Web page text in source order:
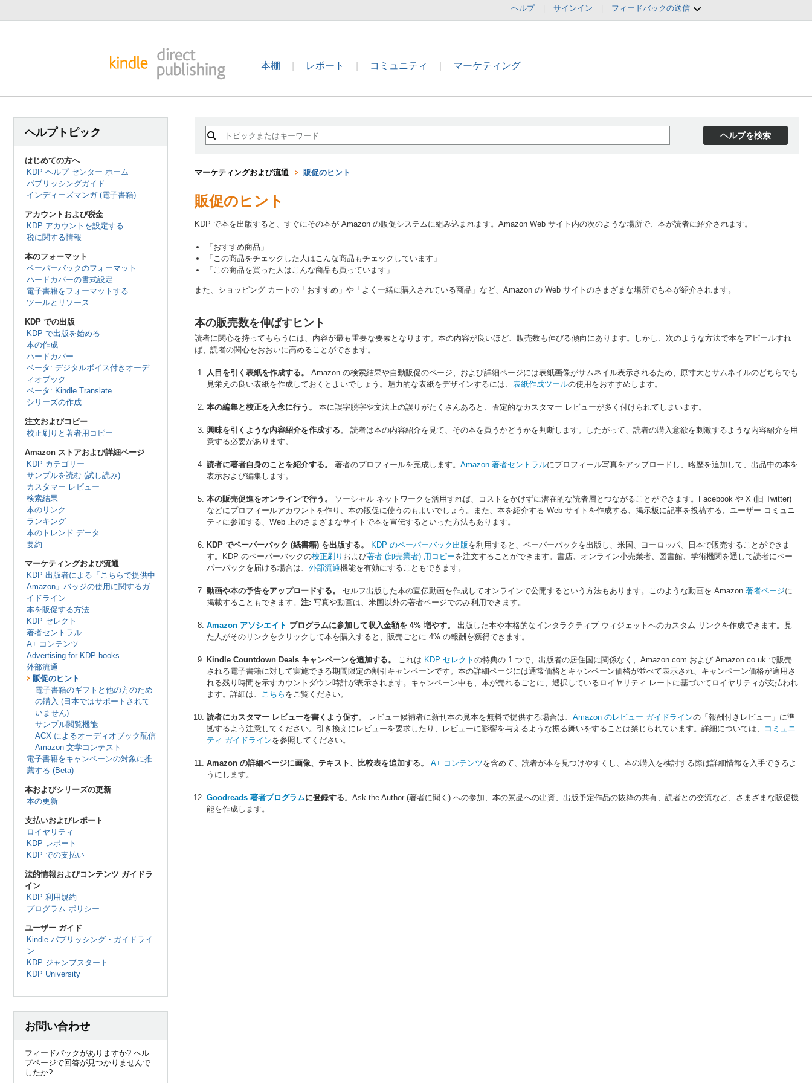
ヘルプ サインイン フィードバックの送信
本棚 レポート コミュニティ マーケティング
ヘルプトピック
はじめての方へ
KDP ヘルプ センター ホーム
パブリッシングガイド
インディーズマンガ (電子書籍)
アカウントおよび税金
KDP アカウントを設定する
税に関する情報
本のフォーマット
ペーパーバックのフォーマット
ハードカバーの書式設定
電子書籍をフォーマットする
ツールとリソース
KDP での出版
KDP で出版を始める
本の作成
ハードカバー
ベータ: デジタルボイス付きオーデ
ィオブック
ベータ: Kindle Translate
シリーズの作成
注文およびコピー
校正刷りと著者用コピー
Amazon ストアおよび詳細ページ
KDP カテゴリー
サンプルを読む (試し読み)
カスタマー レビュー
検索結果
本のリンク
ランキング
本のトレンド データ
要約
マーケティングおよび流通
KDP 出版者による「こちらで提供中
Amazon」バッジの使用に関するガ
イドライン
本を販促する方法
KDP セレクト
著者セントラル
A+ コンテンツ
Advertising for KDP books
外部流通
販促のヒント
電子書籍のギフトと他の方のため
の購入 (日本ではサポートされて
いません)
サンプル閲覧機能
ACX によるオーディオブック配信
Amazon 文学コンテスト
電子書籍をキャンペーンの対象に推
薦する (Beta)
本およびシリーズの更新
本の更新
支払いおよびレポート
ロイヤリティ
KDP レポート
KDP での支払い
法的情報およびコンテンツ ガイドラ
イン
KDP 利用規約
プログラム ポリシー
ユーザー ガイド
Kindle パブリッシング・ガイドライ
ン
KDP ジャンプスタート
KDP University
お問い合わせ
フィードバックがありますか? ヘル
プページで回答が見つかりませんで
したか?
ヘルプを検索
マーケティングおよび流通 販促のヒント
販促のヒント
KDP で本を出版すると、すぐにその本が Amazon の販促システムに組み込まれます。Amazon Web サイト内の次のような場所で、本が読者に紹介されます。
「おすすめ商品」
「この商品をチェックした人はこんな商品もチェックしています」
「この商品を買った人はこんな商品も買っています」
また、ショッピング カートの「おすすめ」や「よく一緒に購入されている商品」など、Amazon の Web サイトのさまざまな場所でも本が紹介されます。
本の販売数を伸ばすヒント
読者に関心を持ってもらうには、内容が最も重要な要素となります。本の内容が良いほど、販売数も伸びる傾向にあります。しかし、次のような方法で本をアピールすれ
ば、読者の関心をおおいに高めることができます。
人目を引く表紙を作成する。
Amazon の検索結果や自動販促のページ、および詳細ページには表紙画像がサムネイル表示されるため、原寸大とサムネイルのどちらでも
見栄えの良い表紙を作成しておくとよいでしょう。魅力的な表紙をデザインするには、 表紙作成ツールの使用をおすすめします。
本の編集と校正を入念に行う。 本に誤字脱字や文法上の誤りがたくさんあると、否定的なカスタマー レビューが多く付けられてしまいます。
興味を引くような内容紹介を作成する。
読者は本の内容紹介を見て、その本を買うかどうかを判断します。したがって、読者の購入意欲を刺激するような内容紹介を用
意する必要があります。
読者に著者自身のことを紹介する。 著者のプロフィールを完成します。 Amazon 著者セントラルにプロフィール写真をアップロードし、略歴を追加して、出品中の本を
表示および編集します。
本の販売促進をオンラインで行う。
ソーシャル ネットワークを活用すれば、コストをかけずに潜在的な読者層とつながることができます。Facebook や X (旧 Twitter)
などにプロフィールアカウントを作り、本の販促に使うのもよいでしょう。また、本を紹介する Web サイトを作成する、掲示板に記事を投稿する、ユーザー コミュニ
ティに参加する、Web 上のさまざまなサイトで本を宣伝するといった方法もあります。
KDP でペーパーバック (紙書籍) を出版する。 KDP のペーパーバック出版を利用すると、ペーパーバックを出版し、米国、ヨーロッパ、日本で販売することができま
す。KDP のペーパーバックの校正刷り および著者 (卸売業者) 用コピーを注文することができます。書店、オンライン小売業者、図書館、学術機関を通して読者にペー
パーバックを届ける場合は、 外部流通機能を有効にすることもできます。
動画や本の予告をアップロードする。 セルフ出版した本の宣伝動画を作成してオンラインで公開するという方法もあります。このような動画を Amazon 著者ページに
掲載することもできます。 注: 写真や動画は、米国以外の著者ページでのみ利用できます。
Amazon アソシエイト プログラムに参加して収入金額を 4% 増やす。
出版した本や本格的なインタラクティブ ウィジェットへのカスタム リンクを作成できます。見
た人がそのリンクをクリックして本を購入すると、販売ごとに 4% の報酬を獲得できます。
Kindle Countdown Deals キャンペーンを追加する。 これは KDP セレクト の特典の 1 つで、出版者の居住国に関係なく、Amazon.com および Amazon.co.uk で販売
される電子書籍に対して実施できる期間限定の割引キャンペーンです。本の詳細ページには通常価格とキャンペーン価格が並べて表示され、キャンペーン価格が適用さ
れる残り時間を示すカウントダウン時計が表示されます。キャンペーン中も、本が売れるごとに、選択しているロイヤリティ レートに基づいてロイヤリティが支払われ
ます。詳細は、 こちら をご覧ください。
読者にカスタマー レビューを書くよう促す。 レビュー候補者に新刊本の見本を無料で提供する場合は、 Amazon のレビュー ガイドラインの「報酬付きレビュー」に準
拠するよう注意してください。引き換えにレビューを要求したり、レビューに影響を与えるような振る舞いをすることは禁じられています。詳細については、
コミュニ
ティ ガイドラインを参照してください。
Amazon の詳細ページに画像、テキスト、比較表を追加する。 A+ コンテンツを含めて、読者が本を見つけやすくし、本の購入を検討する際は詳細情報を入手できるよ
うにします。
Goodreads 著者プログラムに登録する。Ask the Author (著者に聞く) への参加、本の景品への出資、出版予定作品の抜粋の共有、読者との交流など、さまざまな販促機
能を作成します。